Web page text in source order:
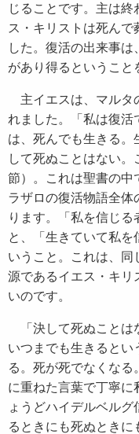
じることです。主は
ス・キリストは死んで
した。復活の出来事
があり得るということ
主イエスは、マルタ
れました。「私は復活
は、死んでも生きる
して死ぬことはない
節）。これは聖書の中
ラザロの復活物語全体
ります。「私を信じ
と、「生きていて私を
いうこと。これは、
源であるイエス・キリ
いのです。
「決して死ぬことは
いつまでも生きるとい
る。死が死でなくなる
に重ねた言葉で丁寧に
ょうどハイデルベル
るときにも死ぬときに